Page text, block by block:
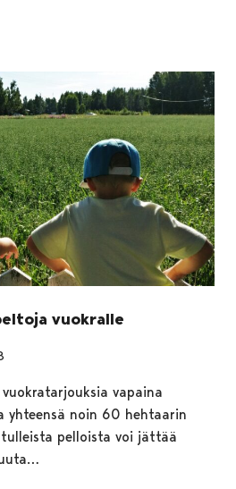
vuokralle
vapaina
yhteensä noin 60 hehtaarin
pelloista voi jättää